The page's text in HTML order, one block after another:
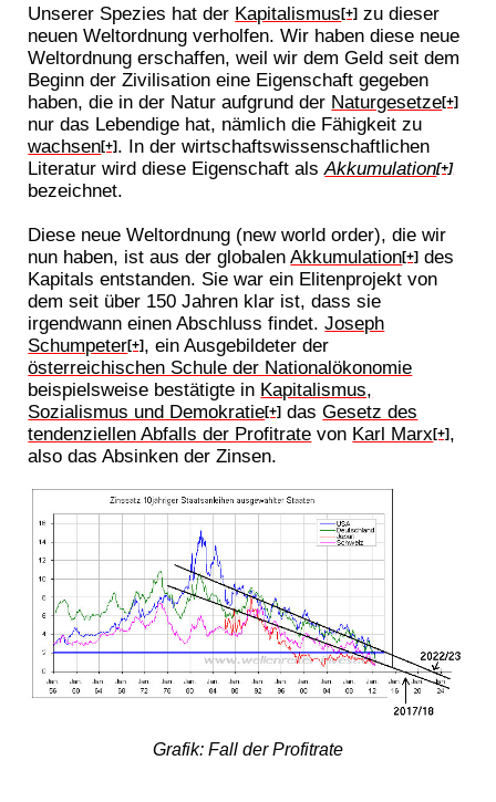
Unserer Spezies hat der Kapitalismus[+] zu dieser
neuen Weltordnung verholfen. Wir haben diese neue
Weltordnung erschaffen, weil wir dem Geld seit dem
Beginn der Zivilisation eine Eigenschaft gegeben
haben, die in der Natur aufgrund der Naturgesetze[+]
nur das Lebendige hat, nämlich die Fähigkeit zu
wachsen[+]. In der wirtschaftswissenschaftlichen
Literatur wird diese Eigenschaft alsAkkumulation[+]
bezeichnet.
Diese neue Weltordnung (new world order), die wir
nun haben, ist aus der globalenAkkumulation[+] des
Kapitals entstanden. Sie war ein Elitenprojekt von
dem seit über 150 Jahren klar ist, dass sie
irgendwann einen Abschluss findet.Joseph
Schumpeter[+], ein Ausgebildeter der
österreichischen Schule der Nationalökonomie
beispielsweise bestätigte in Kapitalismus,
Sozialismus und Demokratie[+] dasGesetz des
tendenziellen Abfalls der Profitrate von Karl Marx[+],
also das Absinken der Zinsen.
Grafik: Fall der Profitrate